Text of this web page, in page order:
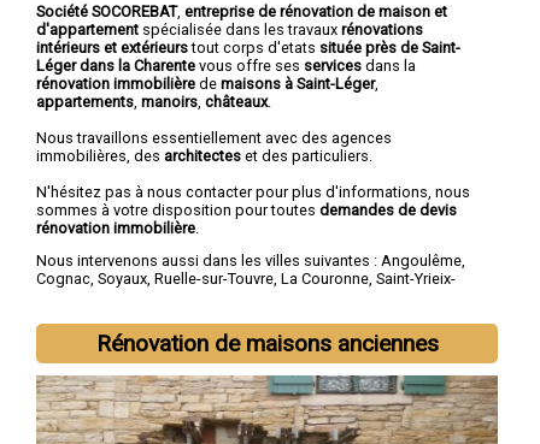
Société SOCOREBAT, entreprise de rénovation de maison et
d'appartement spécialisée dans les travaux rénovations
intérieurs et extérieurstout corps d'etats située près de Saint-
Léger dans la Charente vous offre ses services dans la
rénovation immobilière de maisons à Saint-Léger,
appartements manoirs châteaux.
Nous travaillons essentiellement avec des agences
immobilières, des architectes et des particuliers.
N'hésitez pas à nous contacter pour plus d'informations, nous
sommes à votre disposition pour toutes demandes de devis
rénovation immobilière
Nous intervenons aussi dans les villes suivantes : Angoulême,
Cognac, Soyaux, Ruelle-sur-Touvre, La Couronne, Saint-Yrieix-
Rénovation de maisons anciennes